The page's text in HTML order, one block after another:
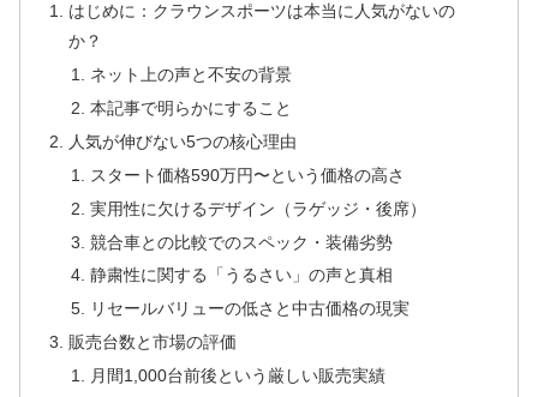
はじめに：クラウンスポーツは本当に人気がないの
か？
ネット上の声と不安の背景
本記事で明らかにすること
人気が伸びない5つの核心理由
スタート価格590万円〜という価格の高さ
実用性に欠けるデザイン（ラゲッジ・後席）
競合車との比較でのスペック・装備劣勢
静粛性に関する「うるさい」の声と真相
リセールバリューの低さと中古価格の現実
販売台数と市場の評価
月間1,000台前後という厳しい販売実績